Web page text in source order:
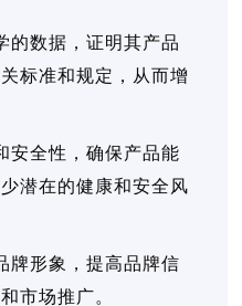
的数据，证明其产品
标准和规定，从而增
安全性，确保产品能
潜在的健康和安全风
牌形象，提高品牌信
市场推广。